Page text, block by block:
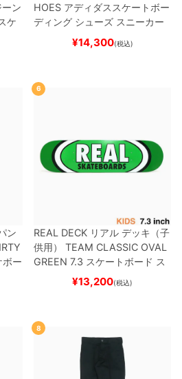
ン
ケ
HOES アディダススケートボー
ディング シューズ スニーカー
スーパースター SUPERSTAR A
BLACK/WHITE/WHITE
ー
¥14,300(税込)
ン
ボー
6
REAL DECK リアル デッキ（子
供用）
TEAM CLASSIC OVAL
GREEN 7.3 スケートボード ス
¥13,200(税込)
8